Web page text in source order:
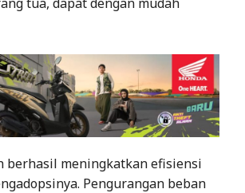
berhasil meningkatkan efisiensi
Pengurangan beban